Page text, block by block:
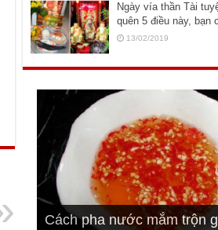
Ngày vía thần Tài
quên 5 điều này, bạn
13/02/2019
Cách pha nước mắm trộn
Cách ướp sườn non
Bật mí cách ướp sườn